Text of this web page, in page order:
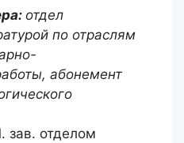
отдел
по отраслям
абонемент
зав. отделом